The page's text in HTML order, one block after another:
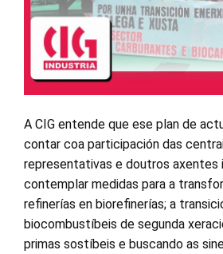
A CIG entende que ese plan de
contar coa participación das
representativas e doutros axentes
contemplar medidas para a
refinerías en biorefinerías; a
biocombustíbeis de segunda
primas sostíbeis e buscando as